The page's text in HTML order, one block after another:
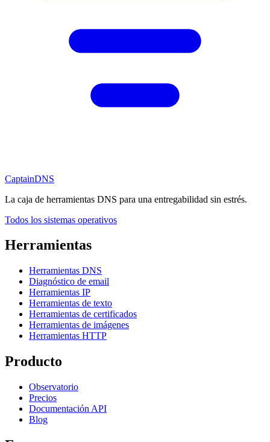
CaptainDNS
La caja de herramientas DNS para una entregabilidad sin estrés.
Todos los sistemas operativos
Herramientas
Herramientas DNS
Diagnóstico de email
Herramientas IP
Herramientas de texto
Herramientas de certificados
Herramientas de imágenes
Herramientas HTTP
Producto
Observatorio
Precios
Documentación API
Blog